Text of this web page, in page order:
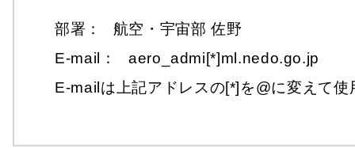
部署：
航空・宇宙部 佐野
E-mail：
aero_admi[*]ml.nedo.go.jp
E-mailは上記アドレスの[*]を@に変えて使